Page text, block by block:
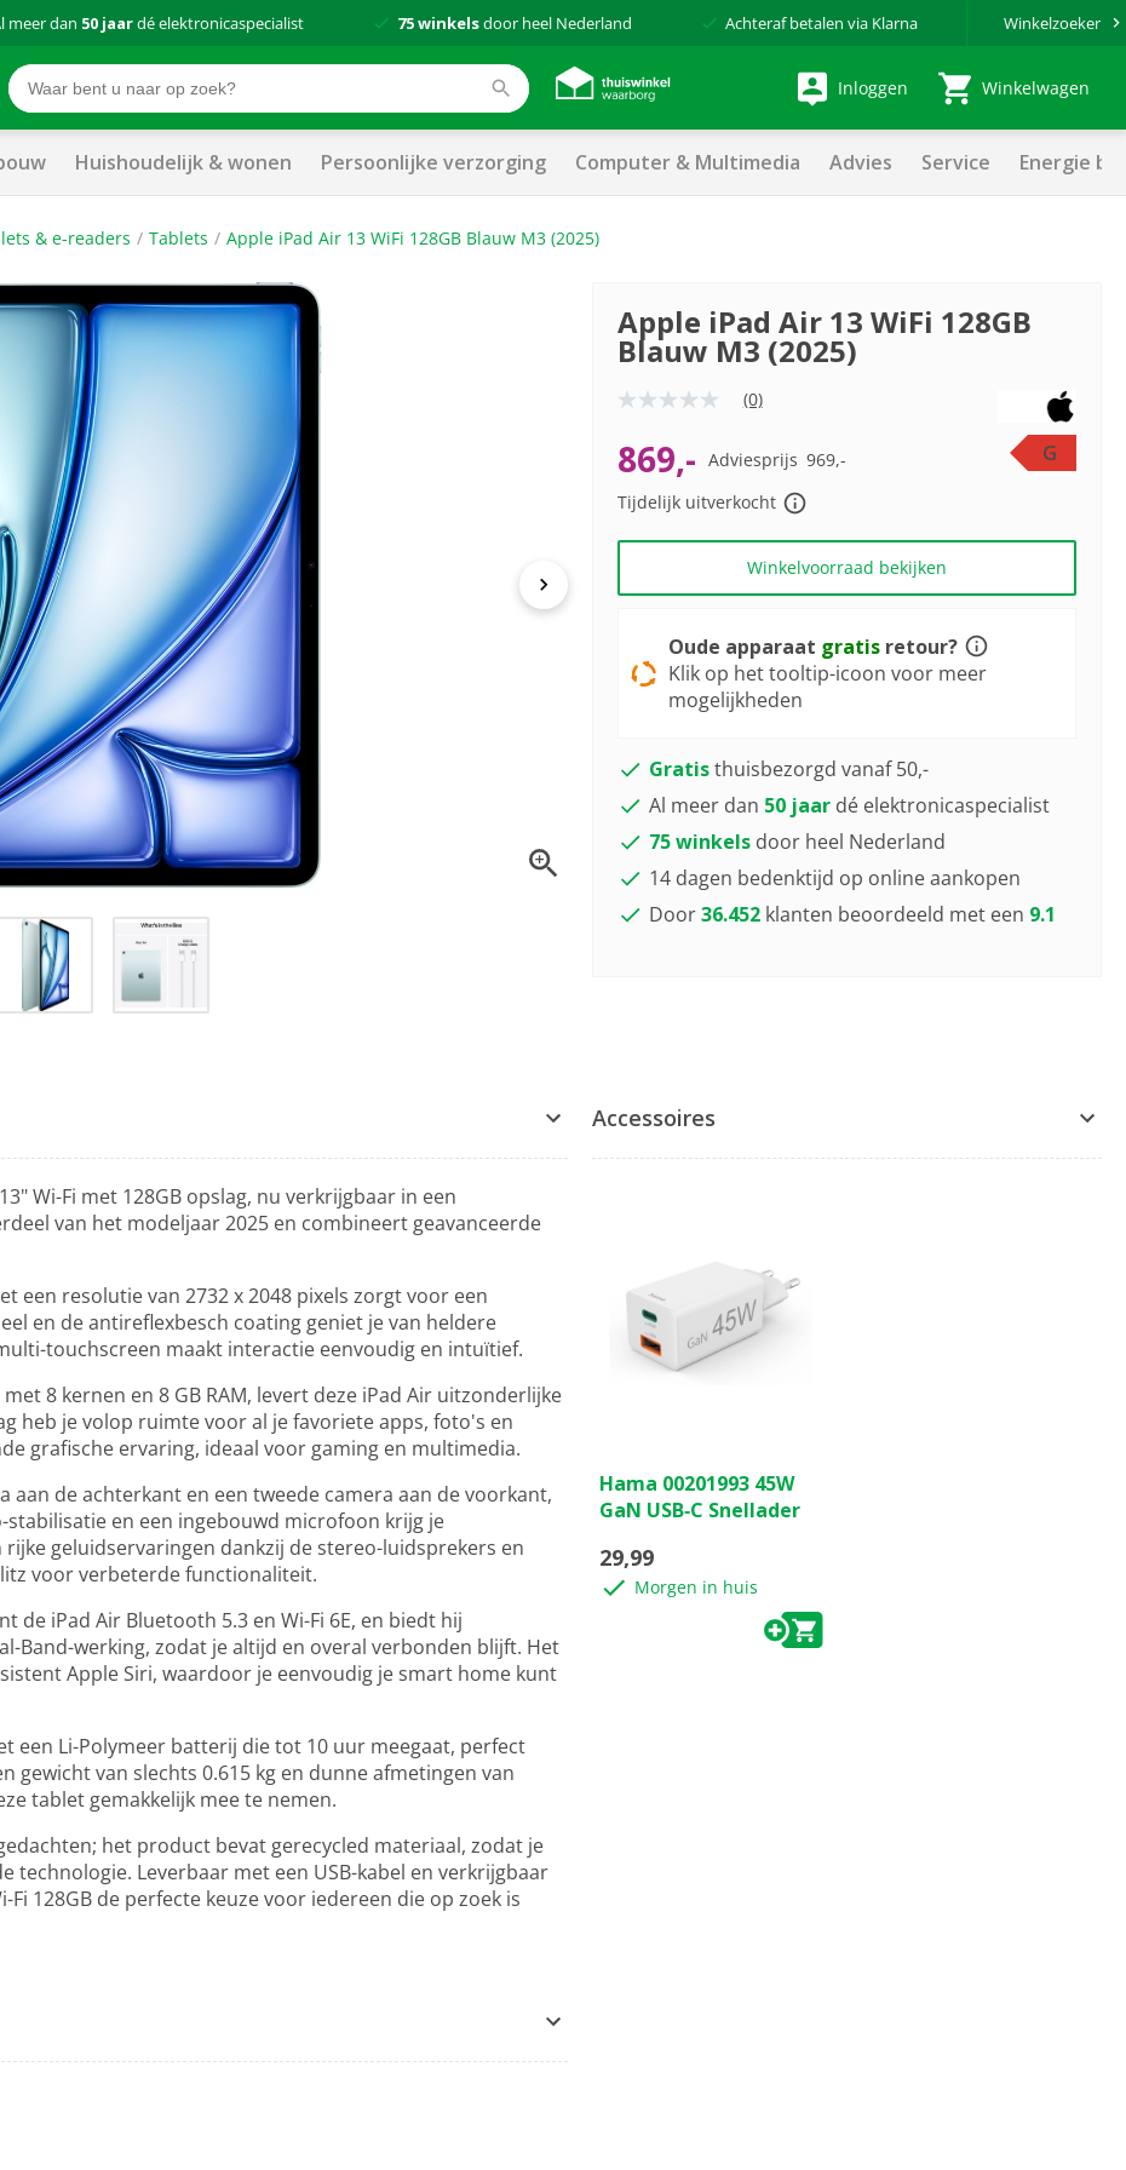
meer dan 50 jaardé elektronicaspecialist 75 winkelsdoor heel Nederland Achteraf betalen via Klarna Winkelzoeker
Inloggen Winkelwagen
Huishoudelijk & wonen Persoonlijke verzorging Computer & Multimedia Advies Service Energie
& e-readers Tablets Apple iPad Air 13 WiFi 128GB Blauw M3 (2025)
Apple iPad Air 13 WiFi 128GB
Blauw M3 (2025)
Geen
Dezelfde
paginalink.
(0)
869,- Adviesprijs 969,-
Tijdelijk uitverkocht
G
Winkelvoorraad bekijken
Oude apparaat gratisretour?
Klik op het tooltip-icoon voor meer
mogelijkheden
Gratisthuisbezorgd vanaf 50,-
Al meer dan 50 jaardé elektronicaspecialist
75 winkelsdoor heel Nederland
14 dagen bedenktijd op online aankopen
Door36.452 klanten beoordeeld met een 9.1
Wi-Fi met 128GB opslag, nu verkrijgbaar in een
van het modeljaar 2025 en combineert geavanceerde
een resolutie van 2732 x 2048 pixels zorgt voor een
en de antireflexbesch coating geniet je van heldere
touchscreen maakt interactie eenvoudig en intuïtief.
8 kernen en 8 GB RAM, levert deze iPad Air uitzonderlijke
heb je volop ruimte voor al je favoriete apps, foto's en
grafische ervaring, ideaal voor gaming en multimedia.
aan de achterkant en een tweede camera aan de voorkant,
en een ingebouwd microfoon krijg je
geluidservaringen dankzij de stereo-luidsprekers en
voor verbeterde functionaliteit.
iPad Air Bluetooth 5.3 en Wi-Fi 6E, en biedt hij
Band-werking, zodat je altijd en overal verbonden blijft. Het
Apple Siri, waardoor je eenvoudig je smart home kunt
een Li-Polymeer batterij die tot 10 uur meegaat, perfect
van slechts 0.615 kg en dunne afmetingen van
tablet gemakkelijk mee te nemen.
het product bevat gerecycled materiaal, zodat je
technologie. Leverbaar met een USB-kabel en verkrijgbaar
128GB de perfecte keuze voor iedereen die op zoek is
Accessoires
van
de
sterren.
Hama 00201993 45W
GaN USB‑C Snellader
29,99
Morgen in huis